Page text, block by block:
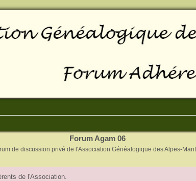
Forum Agam 06
de discussion privé de l'Association Généalogique des Alpes-
de l'Association.